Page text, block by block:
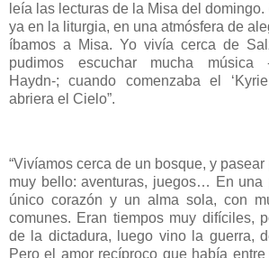
leía las lecturas de la Misa del
ya en la liturgia, en una atmósfera de
íbamos a Misa. Yo vivía cerca de
pudimos escuchar mucha música -
Haydn-; cuando comenzaba el
abriera el Cielo”.
“Vivíamos cerca de un bosque, y
muy bello: aventuras, juegos… En una
único corazón y un alma sola, con
comunes. Eran tiempos muy difíciles,
de la dictadura, luego vino la guerra,
Pero el amor recíproco que había